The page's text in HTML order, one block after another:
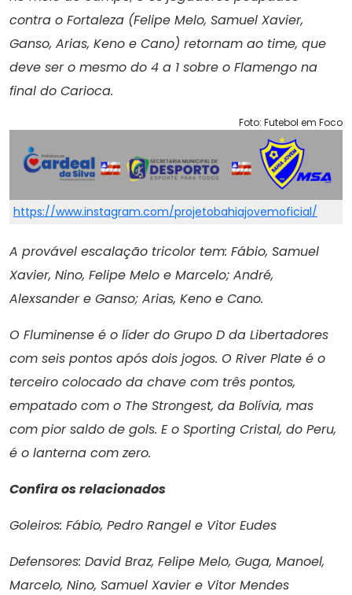
contra o Fortaleza (Felipe Melo, Samuel Xavier,
Ganso, Arias, Keno e Cano) retornam ao time, que
deve ser o mesmo do 4 a 1 sobre o Flamengo na
final do Carioca.
Foto: Futebol em Foco
https://www.instagram.com/projetobahiajovemoficial/
A provável escalação tricolor tem: Fábio, Samuel
Xavier, Nino, Felipe Melo e Marcelo; André,
Alexsander e Ganso; Arias, Keno e Cano.
O Fluminense é o líder do Grupo D da Libertadores
com seis pontos após dois jogos. O River Plate é o
terceiro colocado da chave com três pontos,
empatado com o The Strongest, da Bolívia, mas
com pior saldo de gols. E o Sporting Cristal, do Peru,
é o lanterna com zero.
Confira os relacionados
Goleiros: Fábio, Pedro Rangel e Vitor Eudes
Defensores: David Braz, Felipe Melo, Guga, Manoel,
Marcelo, Nino, Samuel Xavier e Vitor Mendes